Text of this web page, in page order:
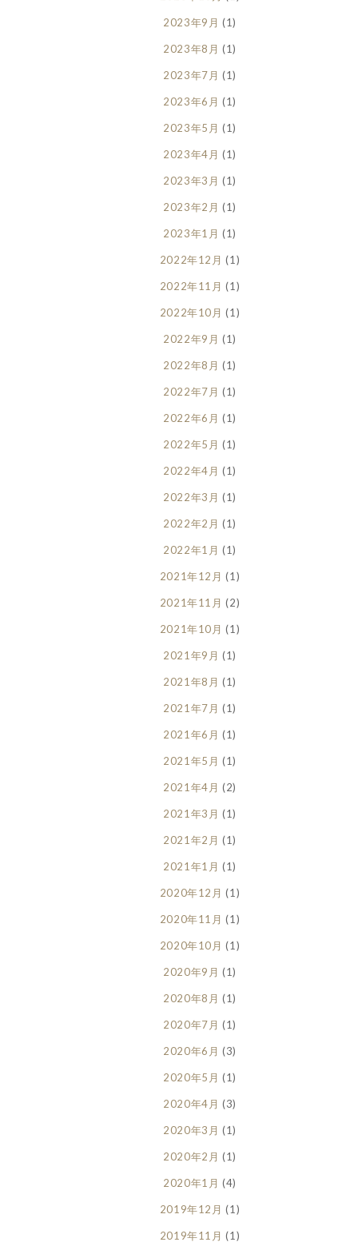
2023年9月 (1)
2023年8月 (1)
2023年7月 (1)
2023年6月 (1)
2023年5月 (1)
2023年4月 (1)
2023年3月 (1)
2023年2月 (1)
2023年1月 (1)
2022年12月 (1)
2022年11月 (1)
2022年10月 (1)
2022年9月 (1)
2022年8月 (1)
2022年7月 (1)
2022年6月 (1)
2022年5月 (1)
2022年4月 (1)
2022年3月 (1)
2022年2月 (1)
2022年1月 (1)
2021年12月 (1)
2021年11月 (2)
2021年10月 (1)
2021年9月 (1)
2021年8月 (1)
2021年7月 (1)
2021年6月 (1)
2021年5月 (1)
2021年4月 (2)
2021年3月 (1)
2021年2月 (1)
2021年1月 (1)
2020年12月 (1)
2020年11月 (1)
2020年10月 (1)
2020年9月 (1)
2020年8月 (1)
2020年7月 (1)
2020年6月 (3)
2020年5月 (1)
2020年4月 (3)
2020年3月 (1)
2020年2月 (1)
2020年1月 (4)
2019年12月 (1)
2019年11月 (1)